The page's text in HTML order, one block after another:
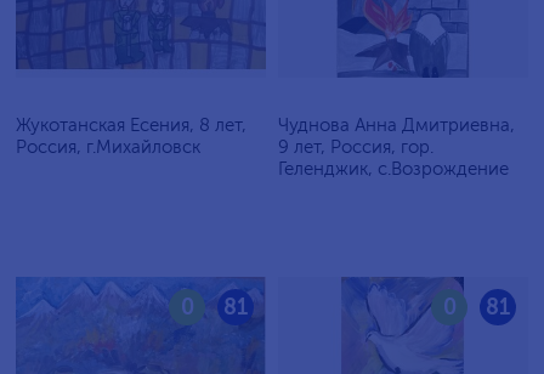
Жукотанская Есения, 8 лет,
Россия, г.Михайловск
Чуднова Анна Дмитриевна,
9 лет, Россия, гор.
Геленджик, с.Возрождение
81
0 81
0